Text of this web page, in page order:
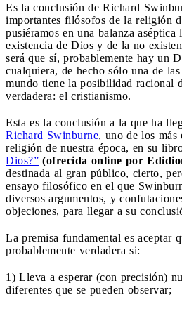
Es la conclusión de Richard
importantes filósofos de la religión
pusiéramos en una balanza aséptica
existencia de Dios y de la no
será que sí, probablemente hay un
cualquiera, de hecho sólo una de
mundo tiene la posibilidad racional
verdadera: el cristianismo.
Esta es la conclusión a la que ha
Richard Swinburne, uno de los más
religión de nuestra época, en su
Dios?” (ofrecida online por
destinada al gran público, cierto,
ensayo filosófico en el que
diversos argumentos, y
objeciones, para llegar a su
La premisa fundamental es aceptar
probablemente verdadera si:
1) Lleva a esperar (con precisión)
diferentes que se pueden observar;